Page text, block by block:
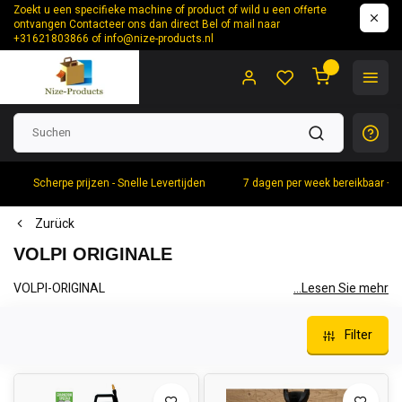
Zoekt u een specifieke machine of product of wild u een offerte
ontvangen Contacteer ons dan direct Bel of mail naar
+31621803866 ofinfo@nize-products.nl
Scherpe prijzen - Snelle Levertijden 7 dagen per week bereikbaar
Zurück
VOLPI ORIGINALE
VOLPI-ORIGINAL
produziert ein komplettes Sortiment an Geräten für die
Landwirtschaft, den Gartenbau und die Industrie:
...Lesen Sie mehr
Filter